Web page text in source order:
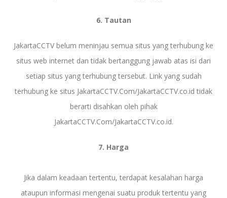
6. Tautan
JakartaCCTV belum meninjau semua situs yang terhubung ke
situs web internet dan tidak bertanggung jawab atas isi dari
setiap situs yang terhubung tersebut. Link yang sudah
terhubung ke situs JakartaCCTV.Com/JakartaCCTV.co.id tidak
berarti disahkan oleh pihak
JakartaCCTV.Com/JakartaCCTV.co.id.
7. Harga
Jika dalam keadaan tertentu, terdapat kesalahan harga
ataupun informasi mengenai suatu produk tertentu yang